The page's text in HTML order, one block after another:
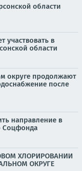
области
участвовать в
области
округе продолжают
после
направление в
Соцфонда
ХЛОРИРОВАНИИ
ОКРУГЕ